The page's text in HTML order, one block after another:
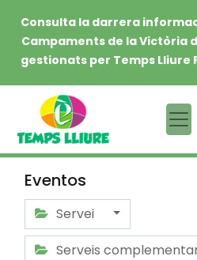
Consulta la darrera
Campaments de la Victòria
gestionats per Temps Lliure
Eventos
Servei
Serveis